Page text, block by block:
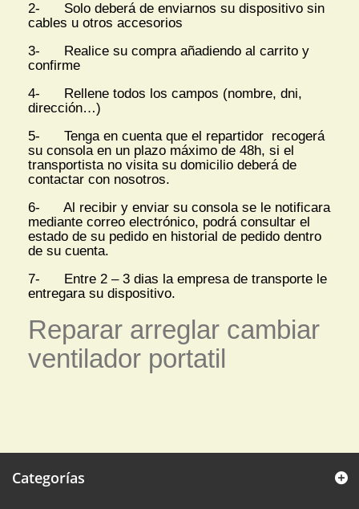
2- Solo deberá de enviarnos su dispositivo sin
cables u otros accesorios
3- Realice su compra añadiendo al carrito y
confirme
4- Rellene todos los campos (nombre, dni,
dirección…)
5- Tenga en cuenta que el repartidor recogerá
su consola en un plazo máximo de 48h, si el
transportista no visita su domicilio deberá de
contactar con nosotros.
6- Al recibir y enviar su consola se le notificara
mediante correo electrónico, podrá consultar el
estado de su pedido en historial de pedido dentro
de su cuenta.
7- Entre 2 – 3 dias la empresa de transporte le
entregara su dispositivo.
Reparar arreglar cambiar
ventilador portatil
Categorías